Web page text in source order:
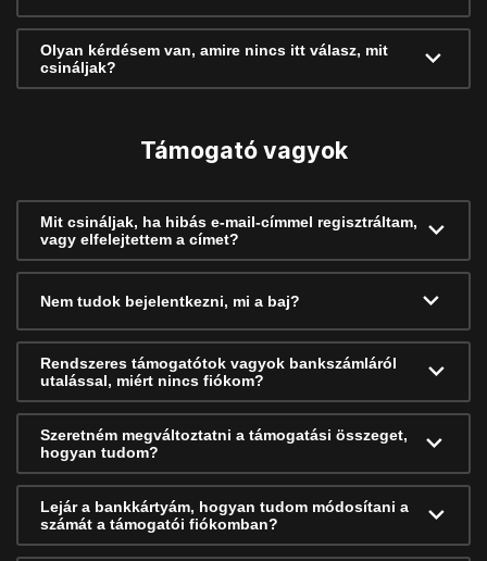
Olyan kérdésem van, amire nincs itt válasz, mit
csináljak?
Támogató vagyok
Mit csináljak, ha hibás e-mail-címmel regisztráltam,
vagy elfelejtettem a címet?
Nem tudok bejelentkezni, mi a baj?
Rendszeres támogatótok vagyok bankszámláról
utalással, miért nincs fiókom?
Szeretném megváltoztatni a támogatási összeget,
hogyan tudom?
Lejár a bankkártyám, hogyan tudom módosítani a
számát a támogatói fiókomban?